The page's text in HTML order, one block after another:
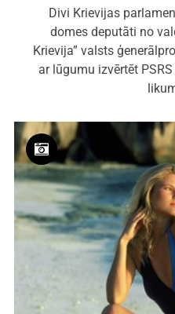
Divi Krievijas
domes deputāti no
Krievija” valsts
ar lūgumu izvērtēt